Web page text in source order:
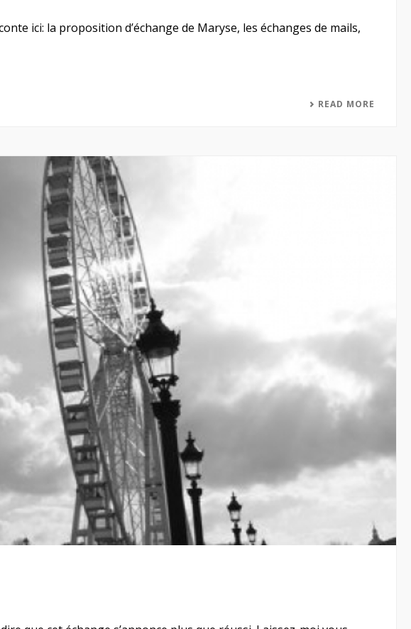
ici: la proposition d’échange de Maryse, les échanges de mails,
READ MORE